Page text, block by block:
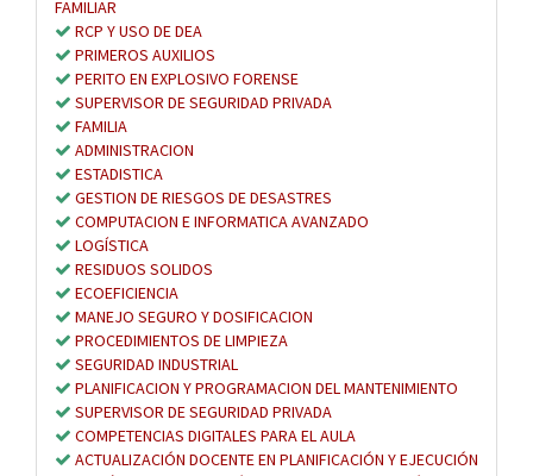
FAMILIAR
RCP Y USO DE DEA
PRIMEROS AUXILIOS
PERITO EN EXPLOSIVO FORENSE
SUPERVISOR DE SEGURIDAD PRIVADA
FAMILIA
ADMINISTRACION
ESTADISTICA
GESTION DE RIESGOS DE DESASTRES
COMPUTACION E INFORMATICA AVANZADO
LOGÍSTICA
RESIDUOS SOLIDOS
ECOEFICIENCIA
MANEJO SEGURO Y DOSIFICACION
PROCEDIMIENTOS DE LIMPIEZA
SEGURIDAD INDUSTRIAL
PLANIFICACION Y PROGRAMACION DEL MANTENIMIENTO
SUPERVISOR DE SEGURIDAD PRIVADA
COMPETENCIAS DIGITALES PARA EL AULA
ACTUALIZACIÓN DOCENTE EN PLANIFICACIÓN Y EJECUCIÓN